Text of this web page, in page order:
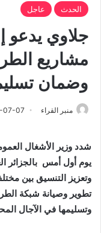
الحدث عاجل
جلاوي يدعو
مشاريع
وضمان
منبر القراء 07-07
شدد وزير الأشغال
يوم أول أمس
وتعزيز التنسيق بين
تطوير وصيانة شبكة
وتسليمها في الآجال